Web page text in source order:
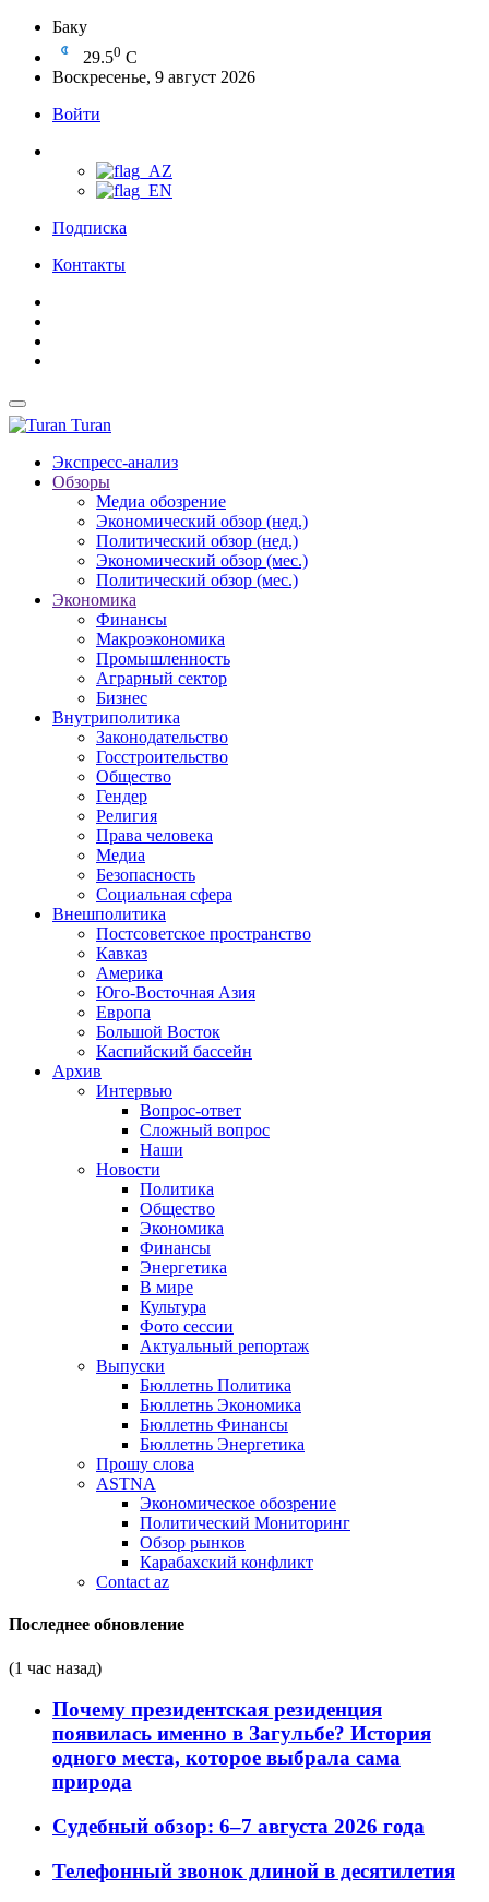
Баку
29.50 C
Воскресенье, 9 август 2026
Войти
Подписка
Контакты
Turan
Экспресс-анализ
Обзоры
Медиа обозрение
Экономический обзор (нед.)
Политический обзор (нед.)
Экономический обзор (мес.)
Политический обзор (мес.)
Экономика
Финансы
Макроэкономика
Промышленность
Аграрный сектор
Бизнес
Внутриполитика
Законодательство
Госстроительство
Общество
Гендер
Религия
Права человека
Медиа
Безопасность
Социальная сфера
Внешполитика
Постсоветское пространство
Кавказ
Америка
Юго-Восточная Азия
Европа
Большой Восток
Каспийский бассейн
Архив
Интервью
Вопрос-ответ
Сложный вопрос
Наши
Новости
Политика
Общество
Экономика
Финансы
Энергетика
В мире
Культура
Фото сессии
Актуальный репортаж
Выпуски
Бюллетнь Политика
Бюллетнь Экономика
Бюллетнь Финансы
Бюллетнь Энергетика
Прошу слова
ASTNA
Экономическое обозрение
Политический Мониторинг
Обзор рынков
Карабахский конфликт
Contact az
Последнее обновление
(1 час назад)
Почему президентская резиденция
появилась именно в Загульбе? История
одного места, которое выбрала сама
природа
Судебный обзор: 6–7 августа 2026 года
Телефонный звонок длиной в десятилетия